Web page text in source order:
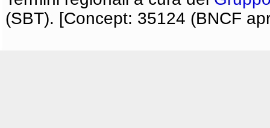
(SBT). [Concept: 35124 (BNCF